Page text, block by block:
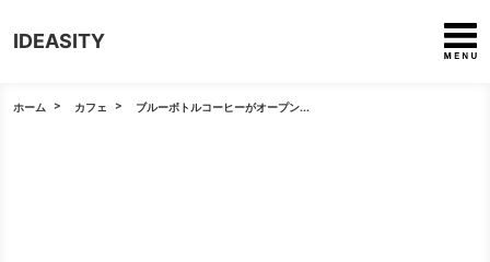
IDEASITY
ホーム カフェ ブルーボトルコーヒーがオープン...